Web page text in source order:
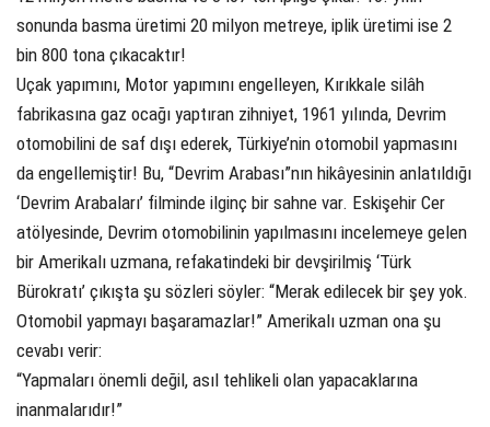
sonunda basma üretimi 20 milyon metreye, iplik üretimi ise 2
bin 800 tona çıkacaktır!
Uçak yapımını, Motor yapımını engelleyen, Kırıkkale silâh
fabrikasına gaz ocağı yaptıran zihniyet, 1961 yılında, Devrim
otomobilini de saf dışı ederek, Türkiye’nin otomobil yapmasını
da engellemiştir! Bu, “Devrim Arabası”nın hikâyesinin anlatıldığı
‘Devrim Arabaları’ filminde ilginç bir sahne var. Eskişehir Cer
atölyesinde, Devrim otomobilinin yapılmasını incelemeye gelen
bir Amerikalı uzmana, refakatindeki bir devşirilmiş ‘Türk
Bürokratı’ çıkışta şu sözleri söyler: “Merak edilecek bir şey yok.
Otomobil yapmayı başaramazlar!” Amerikalı uzman ona şu
cevabı verir:
“Yapmaları önemli değil, asıl tehlikeli olan yapacaklarına
inanmalarıdır!”